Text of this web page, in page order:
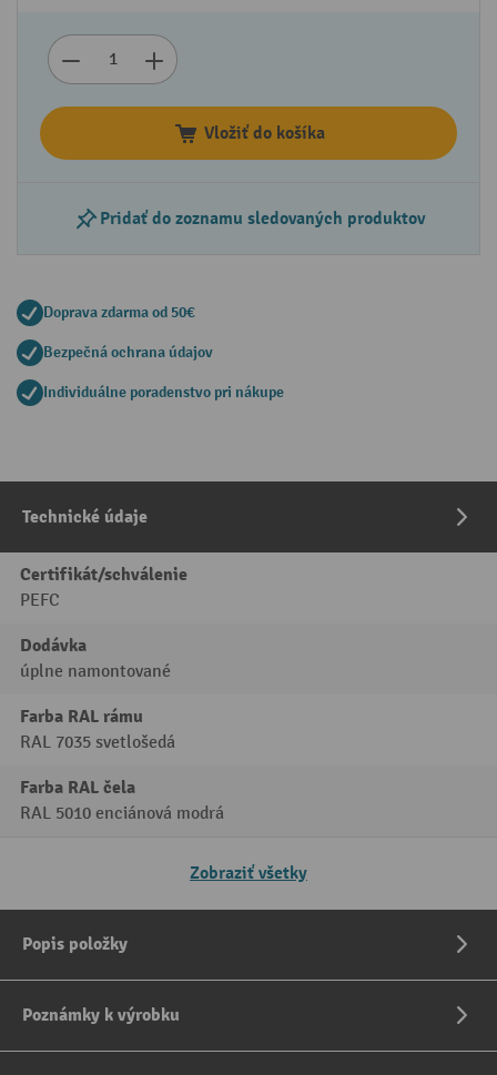
Vložiť do košíka
Pridať do zoznamu sledovaných produktov
Doprava zdarma od 50€
Bezpečná ochrana údajov
Individuálne poradenstvo pri nákupe
Technické údaje
Certifikát/schválenie
PEFC
Dodávka
úplne namontované
Farba RAL rámu
RAL 7035 svetlošedá
Farba RAL čela
RAL 5010 enciánová modrá
Zobraziť všetky
Popis položky
Poznámky k výrobku